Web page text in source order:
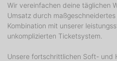
Wir vereinfachen deine täglichen
Umsatz durch
Kombination mit unserer
unkomplizierten Ticketsystem.
Unsere fortschrittlichen Soft- und